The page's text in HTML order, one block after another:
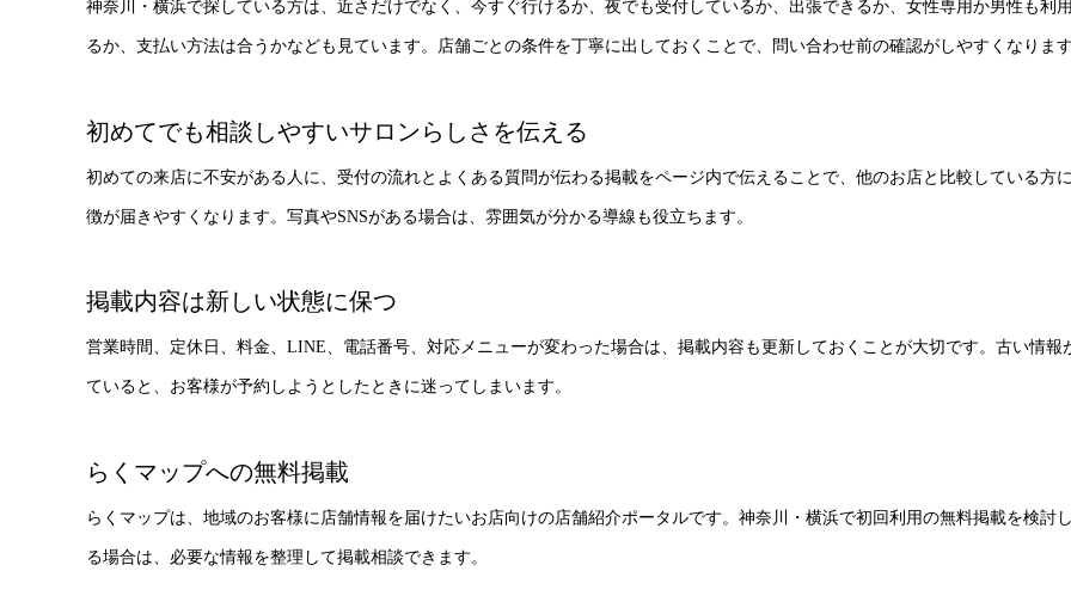
神奈川・横浜で探している方は、近さだけでなく、今すぐ行けるか、夜でも受付しているか、出張できるか、女性専用か男性も利
るか、支払い方法は合うかなども見ています。店舗ごとの条件を丁寧に出しておくことで、問い合わせ前の確認がしやすくなります
初めてでも相談しやすいサロンらしさを伝える
初めての来店に不安がある人に、受付の流れとよくある質問が伝わる掲載をページ内で伝えることで、他のお店と比較している方
徴が届きやすくなります。写真やSNSがある場合は、雰囲気が分かる導線も役立ちます。
掲載内容は新しい状態に保つ
営業時間、定休日、料金、LINE、電話番号、対応メニューが変わった場合は、掲載内容も更新しておくことが大切です。古い情報
ていると、お客様が予約しようとしたときに迷ってしまいます。
らくマップへの無料掲載
らくマップは、地域のお客様に店舗情報を届けたいお店向けの店舗紹介ポータルです。神奈川・横浜で初回利用の無料掲載を検討
る場合は、必要な情報を整理して掲載相談できます。